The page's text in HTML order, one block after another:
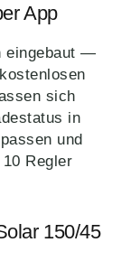
App
eingebaut —
sich
in
und
Regler
150/45